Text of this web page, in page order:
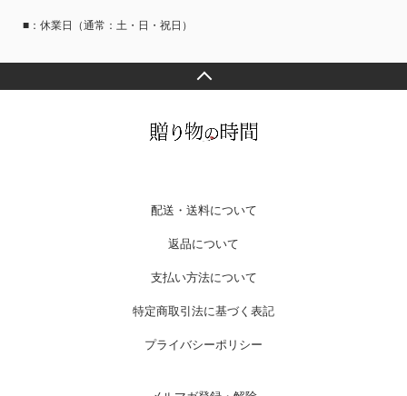
■：休業日（通常：土・日・祝日）
配送・送料について
返品について
支払い方法について
特定商取引法に基づく表記
プライバシーポリシー